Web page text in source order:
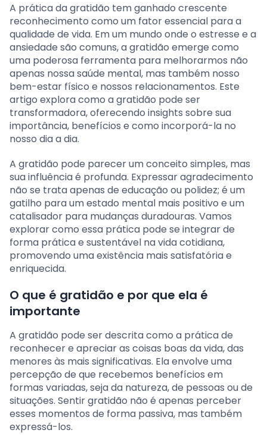
A prática da gratidão tem ganhado crescente
reconhecimento como um fator essencial para a
qualidade de vida. Em um mundo onde o estresse e a
ansiedade são comuns, a gratidão emerge como
uma poderosa ferramenta para melhorarmos não
apenas nossa saúde mental, mas também nosso
bem-estar físico e nossos relacionamentos. Este
artigo explora como a gratidão pode ser
transformadora, oferecendo insights sobre sua
importância, benefícios e como incorporá-la no
nosso dia a dia.
A gratidão pode parecer um conceito simples, mas
sua influência é profunda. Expressar agradecimento
não se trata apenas de educação ou polidez; é um
gatilho para um estado mental mais positivo e um
catalisador para mudanças duradouras. Vamos
explorar como essa prática pode se integrar de
forma prática e sustentável na vida cotidiana,
promovendo uma existência mais satisfatória e
enriquecida.
O que é gratidão e por que ela é
importante
A gratidão pode ser descrita como a prática de
reconhecer e apreciar as coisas boas da vida, das
menores às mais significativas. Ela envolve uma
percepção de que recebemos benefícios em
formas variadas, seja da natureza, de pessoas ou de
situações. Sentir gratidão não é apenas perceber
esses momentos de forma passiva, mas também
expressá-los.